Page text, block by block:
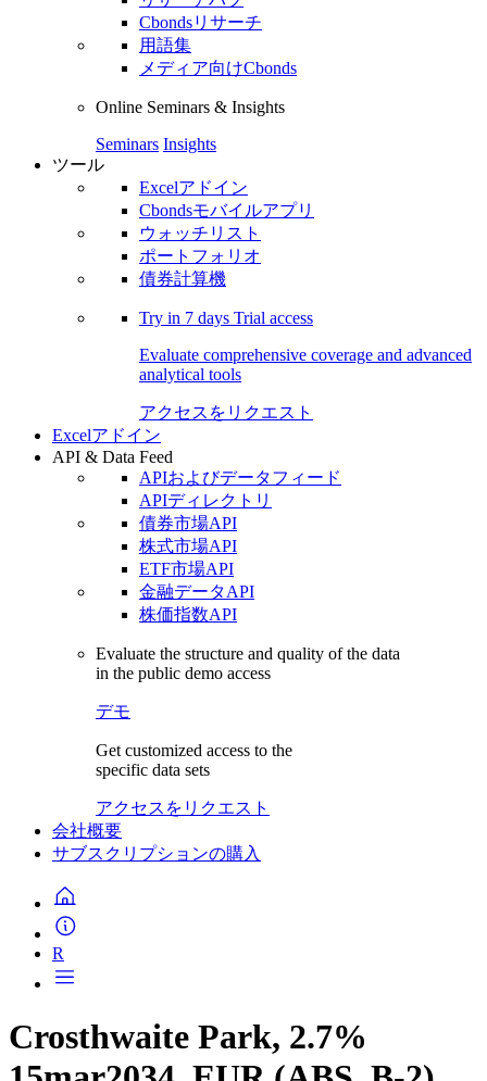
Cbondsリサーチ
用語集
メディア向けCbonds
Online Seminars & Insights
Seminars Insights
ツール
Excelアドイン
Cbondsモバイルアプリ
ウォッチリスト
ポートフォリオ
債券計算機
Try in 7 days Trial access
Evaluate comprehensive coverage and advanced
analytical tools
アクセスをリクエスト
Excelアドイン
API & Data Feed
APIおよびデータフィード
APIディレクトリ
債券市場API
株式市場API
ETF市場API
金融データAPI
株価指数API
Evaluate the structure and quality of the data
in the public demo access
デモ
Get customized access to the
specific data sets
アクセスをリクエスト
会社概要
サブスクリプションの購入
R
Crosthwaite Park, 2.7%